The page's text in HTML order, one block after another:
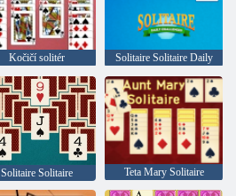
Kočičí solitér Solitaire Solitaire Daily
Solitaire Solitaire Teta Mary Solitaire